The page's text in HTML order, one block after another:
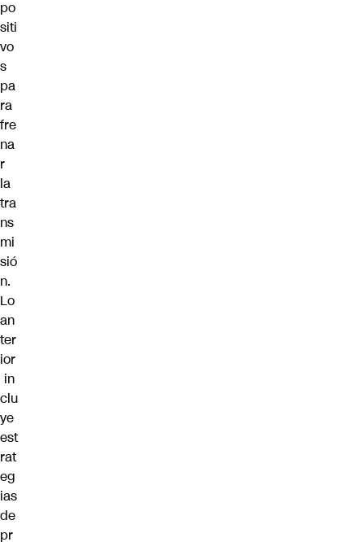
po
siti
vo
s
pa
ra
fre
na
r
la
tra
ns
mi
sió
n.
Lo
an
ter
ior
in
clu
ye
est
rat
eg
ias
de
pr